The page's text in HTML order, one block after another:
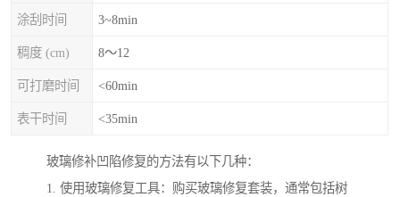
涂刮时间 3~8min
稠度 (cm) 8～12
可打磨时间 <60min
表干时间 <35min
玻璃修补凹陷修复的方法有以下几种：
1. 使用玻璃修复工具：购买玻璃修复套装，通常包括树